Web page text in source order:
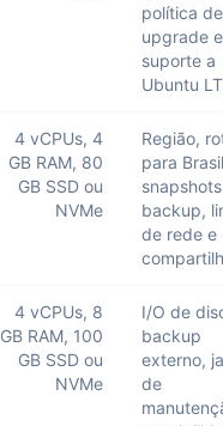
política de
upgrade e
suporte a
Ubuntu
4 vCPUs, 4
GB RAM, 80
GB SSD ou
NVMe
Região,
para
backup,
de rede e
4 vCPUs, 8
GB RAM, 100
GB SSD ou
NVMe
I/O de
backup
externo,
de